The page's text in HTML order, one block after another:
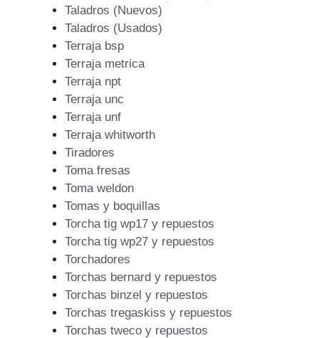
Taladros (Nuevos)
Taladros (Usados)
Terraja bsp
Terraja metrica
Terraja npt
Terraja unc
Terraja unf
Terraja whitworth
Tiradores
Toma fresas
Toma weldon
Tomas y boquillas
Torcha tig wp17 y repuestos
Torcha tig wp27 y repuestos
Torchadores
Torchas bernard y repuestos
Torchas binzel y repuestos
Torchas tregaskiss y repuestos
Torchas tweco y repuestos